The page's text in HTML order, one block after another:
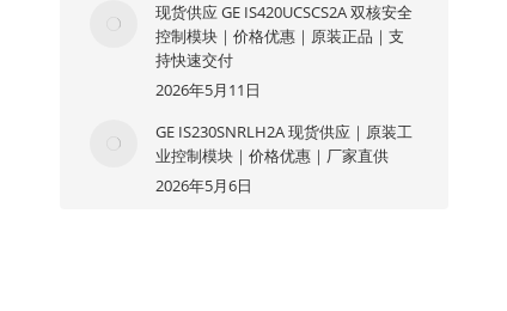
现货供应 GE IS420UCSCS2A 双核安全
控制模块｜价格优惠｜原装正品｜支
持快速交付
2026年5月11日
GE IS230SNRLH2A 现货供应｜原装工
业控制模块｜价格优惠｜厂家直供
2026年5月6日